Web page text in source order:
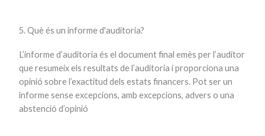
5. Què és un informe d'auditoria?
L’informe d’auditoria és el document final emès per l’auditor
que resumeix els resultats de l’auditoria i proporciona una
opinió sobre l’exactitud dels estats financers. Pot ser un
informe sense excepcions, amb excepcions, advers o una
abstenció d’opinió